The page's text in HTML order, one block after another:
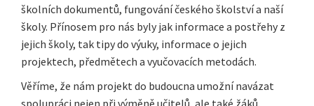
školních dokumentů, fungování českého školství a naší
školy. Přínosem pro nás byly jak informace a postřehy z
jejich školy, tak tipy do výuky, informace o jejich
projektech, předmětech a vyučovacích metodách.
Věříme, že nám projekt do budoucna umožní navázat